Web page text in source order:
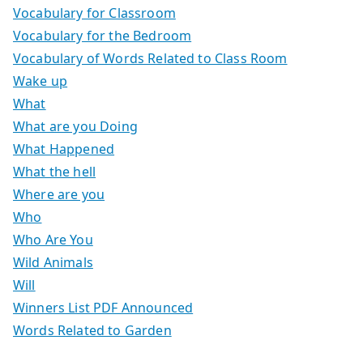
Vocabulary for Classroom
Vocabulary for the Bedroom
Vocabulary of Words Related to Class Room
Wake up
What
What are you Doing
What Happened
What the hell
Where are you
Who
Who Are You
Wild Animals
Will
Winners List PDF Announced
Words Related to Garden